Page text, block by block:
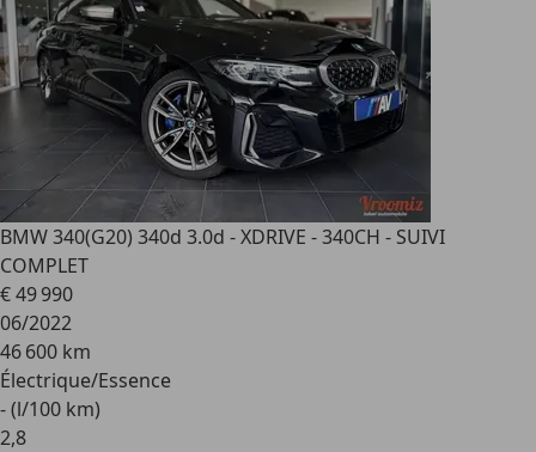
BMW 340(G20) 340d 3.0d - XDRIVE - 340CH - SUIVI
COMPLET
€ 49 990
06/2022
46 600 km
Électrique/Essence
- (l/100 km)
2,8